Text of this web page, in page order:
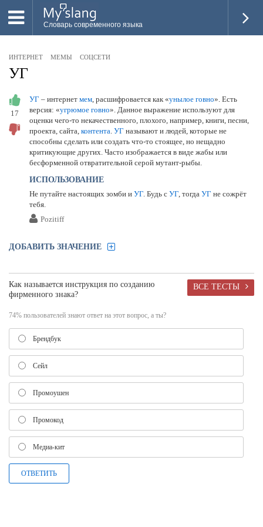
Словарь современного языка
НОВОЕ
ПОПУЛЯРНОЕ
ПРОВЕРИТЬ ЗНАНИЯ
ДОБАВИТЬ СЛОВО
ПРОСВЕТИТЕЛИ
ВОЙТИ
ИНТЕРНЕТ МЕМЫ СОЦСЕТИ
УГ
17
УГ – интернет мем, расшифровается как «унылое говно». Есть
версия: «угрюмое говно». Данное выражение используют для
оценки чего-то некачественного, плохого, например, книги, песни,
проекта, сайта, контента. УГ называют и людей, которые не
способны сделать или создать что-то стоящее, но нещадно
критикующие других. Часто изображается в виде жабы или
бесформенной отвратительной серой мутант-рыбы.
ИСПОЛЬЗОВАНИЕ
Не путайте настоящих зомби и УГ. Будь с УГ, тогда УГ не сожрёт
тебя.
Pozitiff
ДОБАВИТЬ ЗНАЧЕНИЕ
ВСЕ ТЕСТЫ
Как называется инструкция по созданию
фирменного знака?
74% пользователей знают ответ на этот вопрос, а ты?
Брендбук
Сейл
Промоушен
Промокод
Медиа-кит